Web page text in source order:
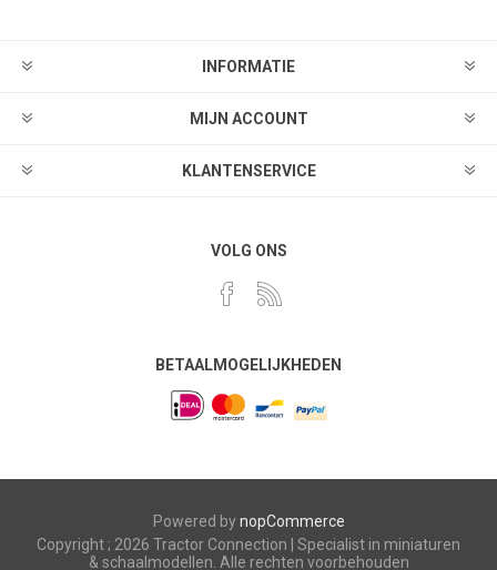
INFORMATIE
MIJN ACCOUNT
KLANTENSERVICE
VOLG ONS
BETAALMOGELIJKHEDEN
Powered bynopCommerce
Copyright ; 2026 Tractor Connection | Specialist in miniaturen
& schaalmodellen. Alle rechten voorbehouden